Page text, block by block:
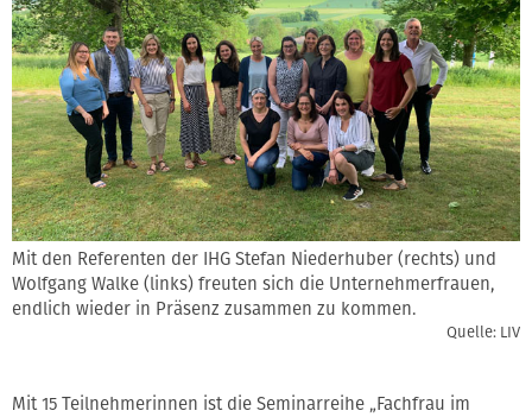
Mit den Referenten der IHG Stefan Niederhuber (rechts) und
Wolfgang Walke (links) freuten sich die Unternehmerfrauen,
endlich wieder in Präsenz zusammen zu kommen.
Quelle: LIV
Mit 15 Teilnehmerinnen ist die Seminarreihe „Fachfrau im